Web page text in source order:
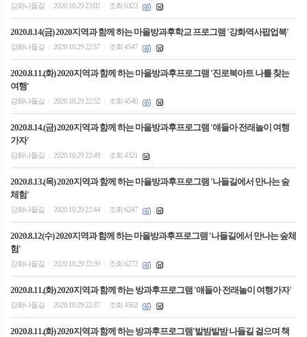
강화나들길 2020.10.29 23:02 조회 6323
2020.8.14(금) 2020지역과 함께 하는 마을방과후학교 프로그램 '강화역사팝업북'
강화나들길 2020.10.29 22:57 조회 4547
2020.8.11.(화) 2020지역과 함께 하는 마을방과후프로그램 '진로북아트 나를 찾는
여행'
강화나들길 2020.10.29 22:52 조회 4540
2020.8.14.(금) 2020지역과 함께 하는 마을방과후프로그램 '얘들아 전래놀이 여행
가자'
강화나들길 2020.10.29 22:49 조회 4321
2020.8.13.(목) 2020지역과 함께 하는 마을방과후프로그램 '나들길에서 만나는 숲
체험'
강화나들길 2020.10.29 22:44 조회 6247
2020.8.12(수) 2020지역과 함께 하는 마을방과후프로그램 '나들길에서 만나는 숲체
험'
강화나들길 2020.10.29 22:39 조회 6272
2020.8.11.(화) 2020지역과 함께 하는 방과후프로그램 '얘들아 전래놀이 여행가자'
강화나들길 2020.10.29 22:37 조회 4562
2020.8.11.(화) 2020지역과 함께 하는 방과후프로그램'발밤발밤 나들길 걸으며 책